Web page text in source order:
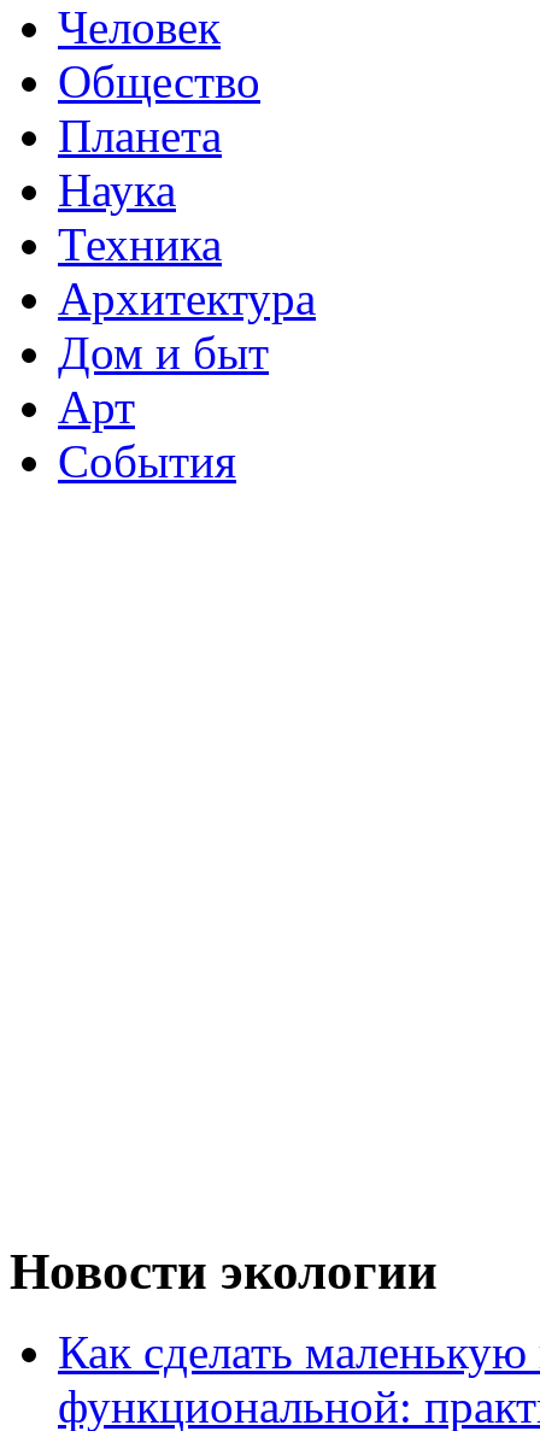
Человек
Общество
Планета
Наука
Техника
Архитектура
Дом и быт
Арт
События
Новости экологии
Как сделать
функциональной: